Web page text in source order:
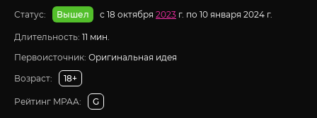
Статус:
Вышел с 18 октября 2023 г. по 10 января 2024 г.
Длительность: 11 мин.
Первоисточник: Оригинальная идея
Возраст:
18+
Рейтинг MPAA: G